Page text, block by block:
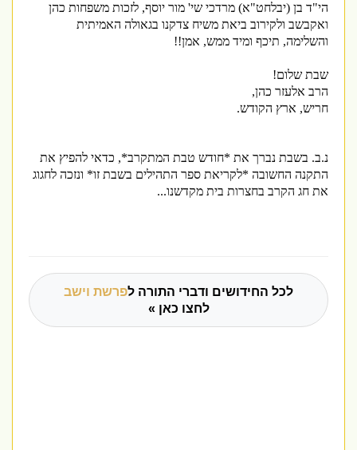
הי"ד בן (יבלחט"א) מרדכי שי' מור יוסף, לזכות משפחות כהן
ואקבשב ולקירוב ביאת משיח צדקנו בגאולה האמיתית
והשלימה, תיכף ומיד ממש, אמן!!
שבת שלום!
הרב אלעזר כהן,
חריש, ארץ הקודש.
נ.ב. בשבת נברך את *חודש טבת המתקרב*, כדאי להפיץ את
התקנה החשובה *לקריאת ספר התהילים בשבת זו* ונזכה לחגוג
את חג הקרב בחצרות בית מקדשנו...
לכל החידושים ודברי התורה לפרשת וישב
לחצו כאן »